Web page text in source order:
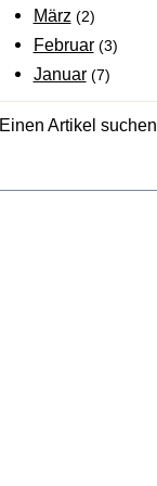
März (2)
Februar (3)
Januar (7)
Einen Artikel suchen